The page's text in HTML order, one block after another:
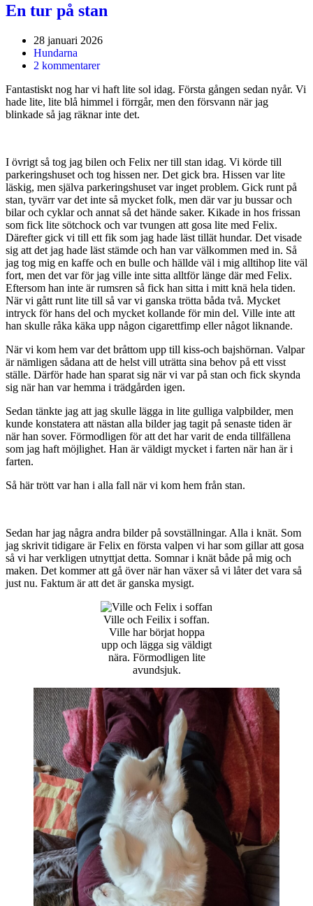
En tur på stan
28 januari 2026
Hundarna
2 kommentarer
Fantastiskt nog har vi haft lite sol idag. Första gången sedan nyår. Vi
hade lite, lite blå himmel i förrgår, men den försvann när jag
blinkade så jag räknar inte det.
I övrigt så tog jag bilen och Felix ner till stan idag. Vi körde till
parkeringshuset och tog hissen ner. Det gick bra. Hissen var lite
läskig, men själva parkeringshuset var inget problem. Gick runt på
stan, tyvärr var det inte så mycket folk, men där var ju bussar och
bilar och cyklar och annat så det hände saker. Kikade in hos frissan
som fick lite sötchock och var tvungen att gosa lite med Felix.
Därefter gick vi till ett fik som jag hade läst tillät hundar. Det visade
sig att det jag hade läst stämde och han var välkommen med in. Så
jag tog mig en kaffe och en bulle och hällde väl i mig alltihop lite väl
fort, men det var för jag ville inte sitta alltför länge där med Felix.
Eftersom han inte är rumsren så fick han sitta i mitt knä hela tiden.
När vi gått runt lite till så var vi ganska trötta båda två. Mycket
intryck för hans del och mycket kollande för min del. Ville inte att
han skulle råka käka upp någon cigarettfimp eller något liknande.
När vi kom hem var det bråttom upp till kiss-och bajshörnan. Valpar
är nämligen sådana att de helst vill uträtta sina behov på ett visst
ställe. Därför hade han sparat sig när vi var på stan och fick skynda
sig när han var hemma i trädgården igen.
Sedan tänkte jag att jag skulle lägga in lite gulliga valpbilder, men
kunde konstatera att nästan alla bilder jag tagit på senaste tiden är
när han sover. Förmodligen för att det har varit de enda tillfällena
som jag haft möjlighet. Han är väldigt mycket i farten när han är i
farten.
Så här trött var han i alla fall när vi kom hem från stan.
Sedan har jag några andra bilder på sovställningar. Alla i knät. Som
jag skrivit tidigare är Felix en första valpen vi har som gillar att gosa
så vi har verkligen utnyttjat detta. Somnar i knät både på mig och
maken. Det kommer att gå över när han växer så vi låter det vara så
just nu. Faktum är att det är ganska mysigt.
Ville och Feilix i soffan.
Ville har börjat hoppa
upp och lägga sig väldigt
nära. Förmodligen lite
avundsjuk.